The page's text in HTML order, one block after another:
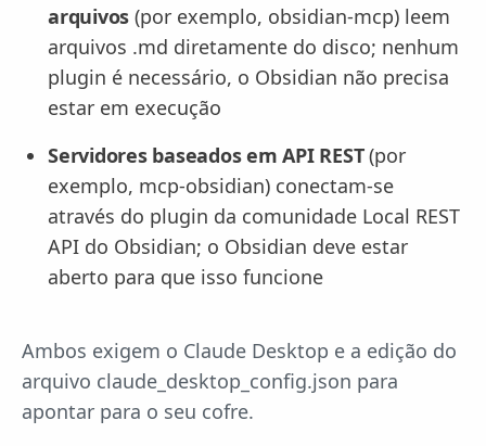
arquivos (por exemplo, obsidian-mcp) leem
arquivos .md diretamente do disco; nenhum
plugin é necessário, o Obsidian não precisa
estar em execução
Servidores baseados em API REST(por
exemplo, mcp-obsidian) conectam-se
através do plugin da comunidade Local REST
API do Obsidian; o Obsidian deve estar
aberto para que isso funcione
Ambos exigem o Claude Desktop e a edição do
arquivo claude_desktop_config.json para
apontar para o seu cofre.